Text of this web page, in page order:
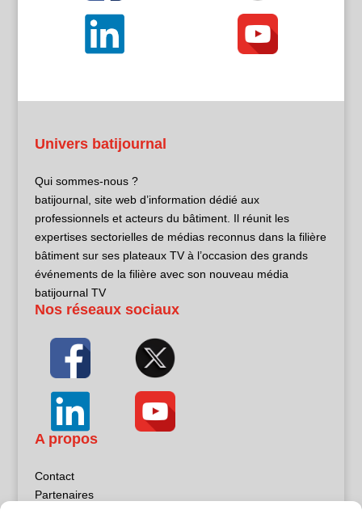
Univers batijournal
Qui sommes-nous ?
batijournal, site web d’information dédié aux
professionnels et acteurs du bâtiment. Il réunit les
expertises sectorielles de médias reconnus dans la filière
bâtiment sur ses plateaux TV à l’occasion des grands
événements de la filière avec son nouveau média
batijournal TV
Nos réseaux sociaux
A propos
Contact
Partenaires